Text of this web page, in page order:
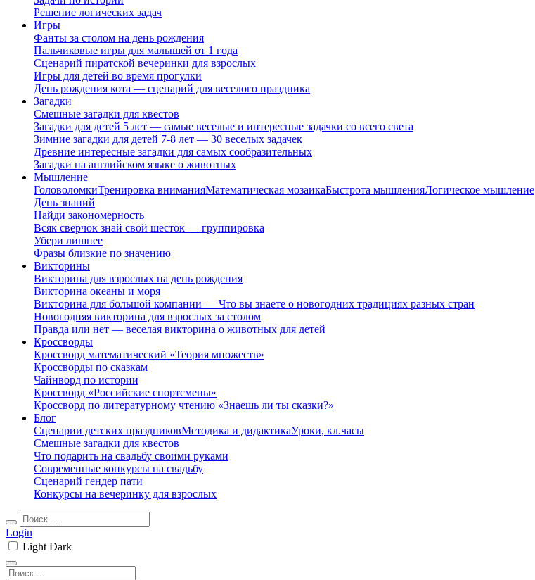
Решение логических задач
Игры
Фанты за столом на день рождения
Пальчиковые игры для малышей от 1 года
Сценарий пиратской вечеринки для взрослых
Игры для детей во время прогулки
День рождения кота — сценарий для веселого праздника
Загадки
Смешные загадки для квестов
Загадки для детей 5 лет — самые веселые и интересные задачки со всего света
Зимние загадки для детей 7-8 лет — 30 веселых задачек
Древние интересные загадки для самых сообразительных
Загадки на английском языке о животных
Мышление
ГоловоломкиТренировка вниманияМатематическая мозаикаБыстрота мышленияЛогическое мышление
День знаний
Найди закономерность
Всяк сверчок знай свой шесток — группировка
Убери лишнее
Фразы близкие по значению
Викторины
Викторина для взрослых на день рождения
Викторина океаны и моря
Викторина для большой компании — Что вы знаете о новогодних традициях разных стран
Новогодняя викторина для взрослых за столом
Правда или нет — веселая викторина о животных для детей
Кроссворды
Кроссворд математический «Теория множеств»
Кроссворды по сказкам
Чайнворд по истории
Кроссворд «Российские спортсмены»
Кроссворд по литературному чтению «Знаешь ли ты сказки?»
Блог
Сценарии детских праздниковМетодика и дидактикаУроки, кл.часы
Смешные загадки для квестов
Что подарить на свадьбу своими руками
Современные конкурсы на свадьбу
Сценарий гендер пати
Конкурсы на вечеринку для взрослых
Login
Light Dark